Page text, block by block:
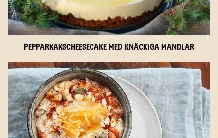
Pepparkakscheesecake med knäckiga mandlar